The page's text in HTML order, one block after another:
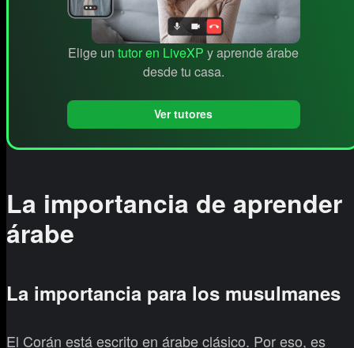
Elige un tutor en LiveXP y aprende árabe
desde tu casa.
Ver tutores
La importancia de aprender
árabe
La importancia para los musulmanes
El Corán está escrito en árabe clásico. Por eso, es